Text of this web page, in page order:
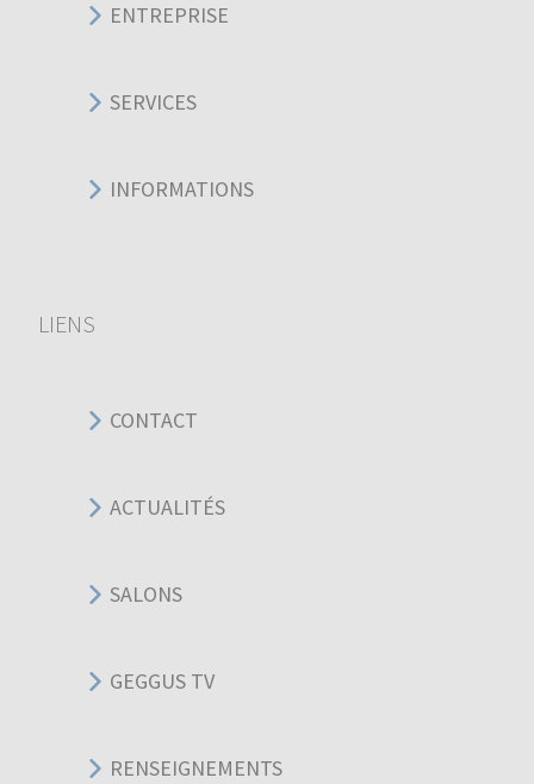
ENTREPRISE
SERVICES
INFORMATIONS
LIENS
CONTACT
ACTUALITÉS
SALONS
GEGGUS TV
RENSEIGNEMENTS